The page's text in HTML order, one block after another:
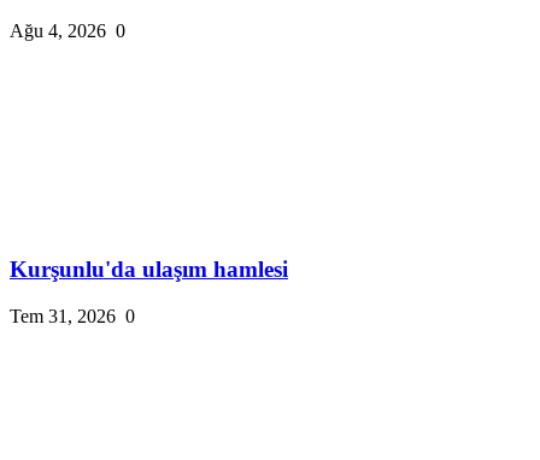
Ağu 4, 2026 0
Kurşunlu'da ulaşım hamlesi
Tem 31, 2026 0